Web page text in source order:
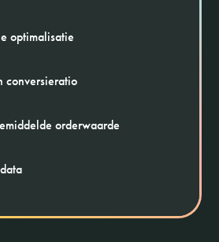
optimalisatie
conversieratio
orderwaarde